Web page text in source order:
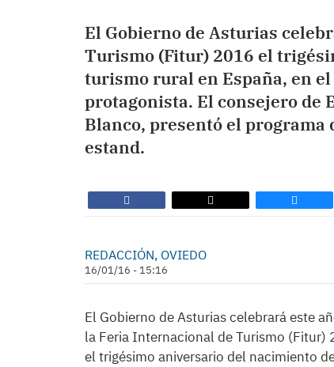
El Gobierno de Asturias
Turismo (Fitur) 2016 el
turismo rural en España, en
protagonista. El consejero de
Blanco, presentó el
estand.
REDACCIÓN, OVIEDO
16/01/16 - 15:16
El Gobierno de Asturias celebrará este
la Feria Internacional de Turismo (Fitur)
el trigésimo aniversario del nacimiento